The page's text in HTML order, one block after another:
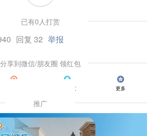
已有0人打赏
回复 32 举报
分享到微信/朋友圈 领红包
QQ好友 更多
推广